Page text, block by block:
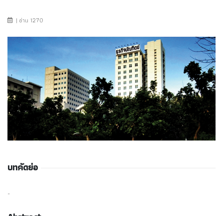
| อ่าน 1270
บทคัดย่อ
-